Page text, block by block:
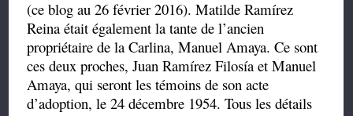
(ce blog au 26 février 2016). Matilde Ramírez
Reina était également la tante de l’ancien
propriétaire de la Carlina, Manuel Amaya. Ce sont
ces deux proches, Juan Ramírez Filosía et Manuel
Amaya, qui seront les témoins de son acte
d’adoption, le 24 décembre 1954. Tous les détails